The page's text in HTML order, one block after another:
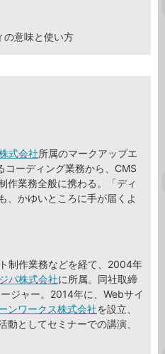
意味と使い方
式会社所属のマークアップエ
コーディング業務から、CMS
作業務全般に携わる。「ディ
、かゆいところに手が届くよ
制作業務などを経て、2004年
パ株式会社に所属。同社取締
ジャー。2014年に、Webサイ
ンワークス株式会社を設立、
動としてセミナーでの講演、